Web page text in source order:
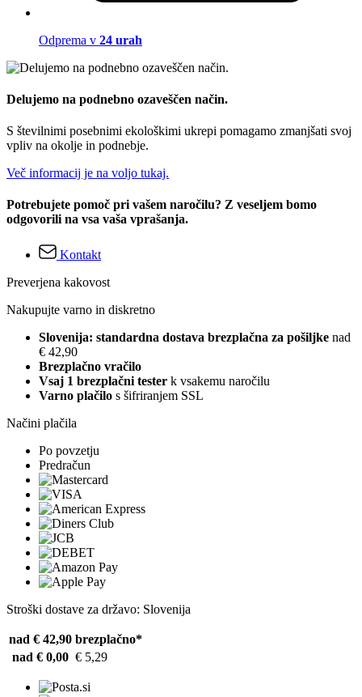
Odprema v 24 urah
Delujemo na podnebno ozaveščen način.
S številnimi posebnimi ekološkimi ukrepi pomagamo zmanjšati svoj
vpliv na okolje in podnebje.
Več informacij je na voljo tukaj.
Potrebujete pomoč pri vašem naročilu? Z veseljem bomo
odgovorili na vsa vaša vprašanja.
Kontakt
Preverjena kakovost
Nakupujte varno in diskretno
Slovenija: standardna dostava brezplačna za pošiljke nad
€ 42,90
Brezplačno vračilo
Vsaj 1 brezplačni tester k vsakemu naročilu
Varno plačilo s šifriranjem SSL
Načini plačila
Po povzetju
Predračun
Stroški dostave za državo: Slovenija
nad € 42,90 brezplačno*
nad € 0,00 € 5,29